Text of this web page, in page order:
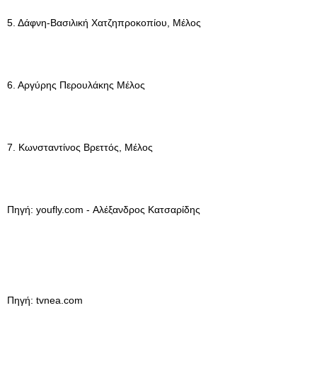
5. Δάφνη-Βασιλική Χατζηπροκοπίου, Μέλος
6. Αργύρης Περουλάκης Μέλος
7. Κωνσταντίνος Βρεττός, Μέλος
Πηγή: youfly.com - Αλέξανδρος Κατσαρίδης
Πηγή: tvnea.com